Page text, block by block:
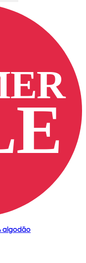
algodão